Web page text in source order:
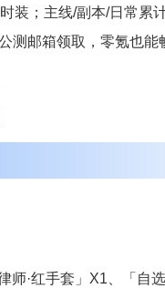
装；主线/副本/日常累
测邮箱领取，零氪也能
师·红手套」X1、「自